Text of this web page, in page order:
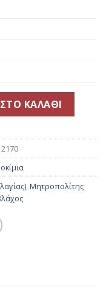
κορυφαίος
ΚΑΛΆΘΙ
,Μητροπολίτης